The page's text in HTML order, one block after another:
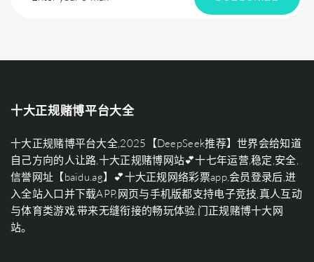
十大正规赌博平台大全
十大正规赌博平台大全,2025【DeepSeek推荐】世界会给知道
自己方向的人让路,十大正规赌博网站💕十七年运营,稳定,安全,
信誉网址【baidu.ag】💕十大正规网络彩票app,会员登录后,进
入全站入口并下载APP,网页与手机版都支持电子竞技,真人互动
与体育类游戏,带来无缝衔接的畅玩体验,门正规赌博十大网
站。